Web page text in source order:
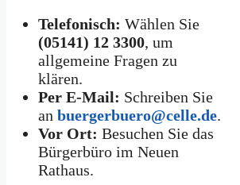
Telefonisch: Wählen Sie
(05141) 12 3300, um
allgemeine Fragen zu
klären.
Per E-Mail: Schreiben Sie
an buergerbuero@celle.de.
Vor Ort: Besuchen Sie das
Bürgerbüro im Neuen
Rathaus.